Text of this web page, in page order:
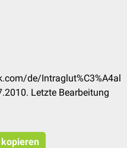
de/Intraglut%C3%A4al
Letzte Bearbeitung